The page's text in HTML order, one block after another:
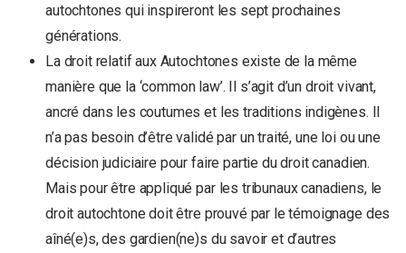
autochtones qui inspireront les sept prochaines
générations.
La droit relatif aux Autochtones existe de la même
manière que la ‘common law’. Il s’agit d’un droit vivant,
ancré dans les coutumes et les traditions indigènes. Il
n’a pas besoin d’être validé par un traité, une loi ou une
décision judiciaire pour faire partie du droit canadien.
Mais pour être appliqué par les tribunaux canadiens, le
droit autochtone doit être prouvé par le témoignage des
aîné(e)s, des gardien(ne)s du savoir et d’autres